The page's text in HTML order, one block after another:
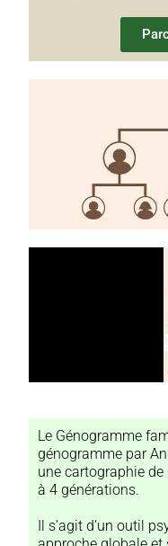
Le Génogramme
génogramme par
une cartographie de
à 4 générations.
Il s’agit d’un outil